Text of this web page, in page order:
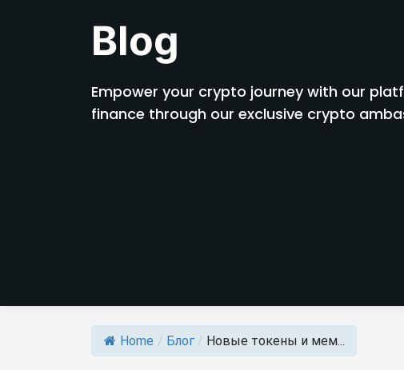
Blog
Empower your crypto journey with our
finance through our exclusive crypto
Home / Блог / Новые токены и мем...